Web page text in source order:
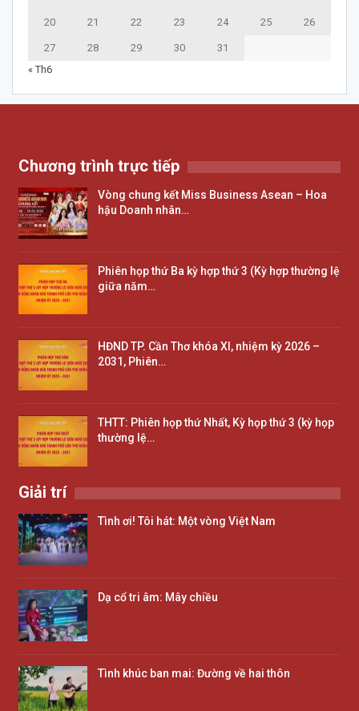
20 21 22 23 24 25 26
27 28 29 30
31
« Th6
Chương trình trực tiếp
Vòng chung kết Miss Business Asean – Hoa
hậu Doanh nhân…
Phiên họp thứ Ba kỳ hợp thứ 3 (Kỳ hợp thường lệ
giữa năm…
HĐND TP. Cần Thơ khóa XI, nhiệm kỳ 2026 –
2031, Phiên…
THTT: Phiên họp thứ Nhất, Kỳ họp thứ 3 (kỳ họp
thường lệ…
Giải trí
Tình ơi! Tôi hát: Một vòng Việt Nam
Dạ cổ tri âm: Mây chiều
Tình khúc ban mai: Đường về hai thôn